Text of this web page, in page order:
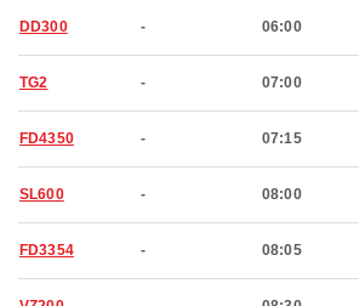
DD300 - 06:00
TG2 - 07:00
FD4350 - 07:15
SL600 - 08:00
FD3354 - 08:05